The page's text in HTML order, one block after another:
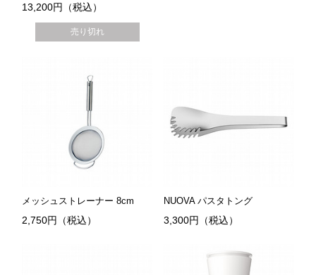
13,200円（税込）
売り切れ
メッシュストレーナー 8cm
2,750円（税込）
NUOVA パスタトング
3,300円（税込）